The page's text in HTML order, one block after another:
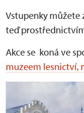
Vstupenky můžete
teď
Akce se koná ve
muzeem lesnictví,